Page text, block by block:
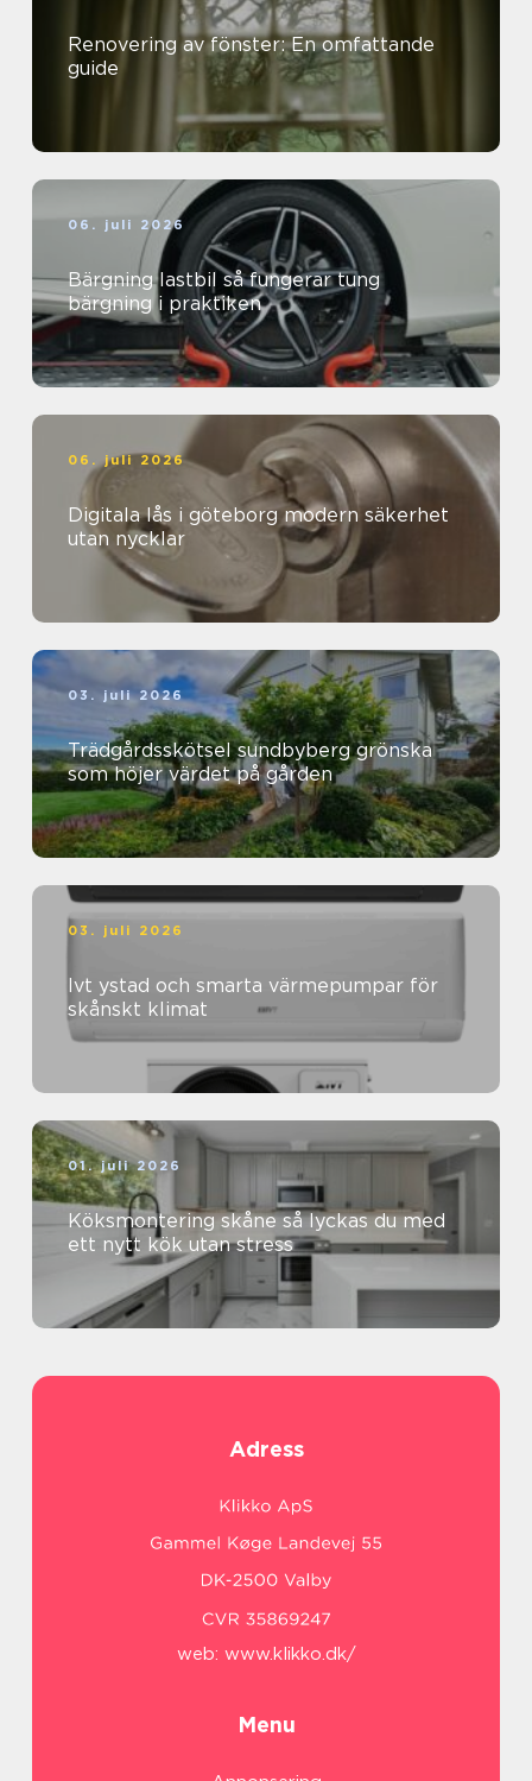
Renovering av fönster: En omfattande
guide
06. juli 2026
Bärgning lastbil så fungerar tung
bärgning i praktiken
06. juli 2026
Digitala lås i göteborg modern säkerhet
utan nycklar
03. juli 2026
Trädgårdsskötsel sundbyberg grönska
som höjer värdet på gården
03. juli 2026
Ivt ystad och smarta värmepumpar för
skånskt klimat
01. juli 2026
Köksmontering skåne så lyckas du med
ett nytt kök utan stress
Adress
web: www.klikko.dk/
Menu